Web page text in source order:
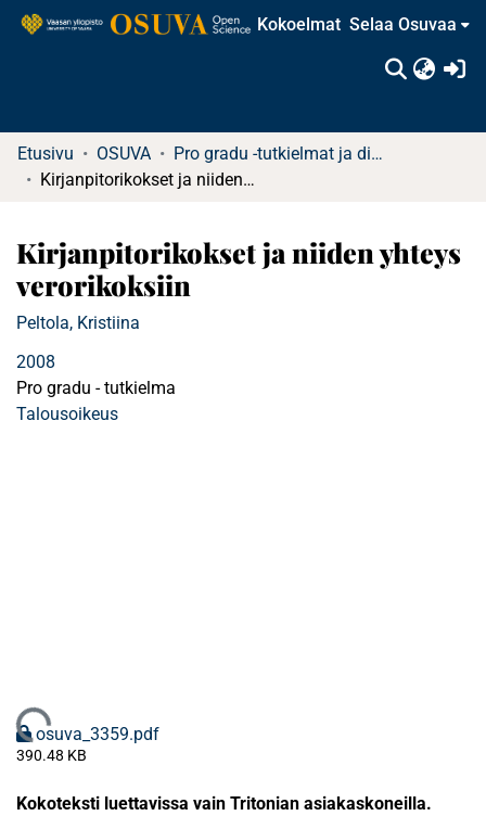
Kokoelmat Selaa Osuvaa
Etusivu OSUVA
Pro gradu -tutkielmat ja diplomityöt (rajattu saatavuus)
Kirjanpitorikokset ja niiden yhteys verorikoksiin
Kirjanpitorikokset ja niiden yhteys
verorikoksiin
Peltola, Kristiina
2008
Pro gradu - tutkielma
Talousoikeus
Ladataan...osuva_3359.pdf
390.48 KB
Kokoteksti luettavissa vain Tritonian asiakaskoneilla.